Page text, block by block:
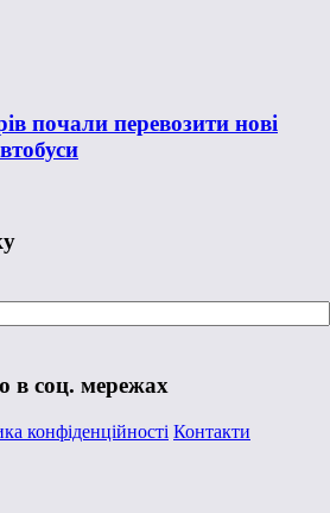
почали перевозити нові
в соц. мережах
конфіденційності Контакти